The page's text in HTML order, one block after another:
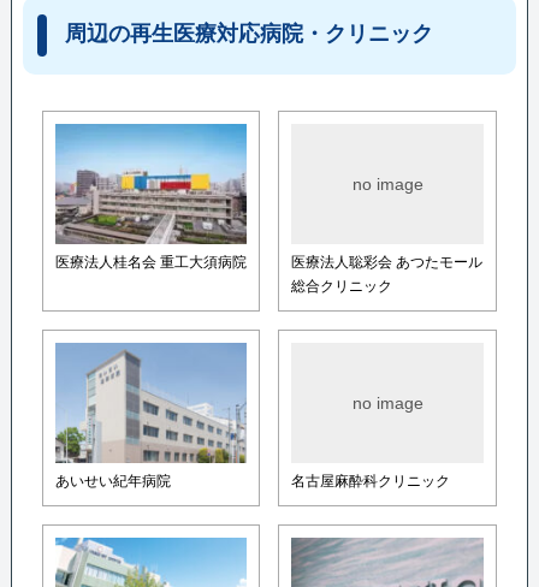
周辺の再生医療対応病院・クリニック
医療法人桂名会 重工大須病院
no image
医療法人聡彩会 あつたモール
総合クリニック
あいせい紀年病院
no image
名古屋麻酔科クリニック